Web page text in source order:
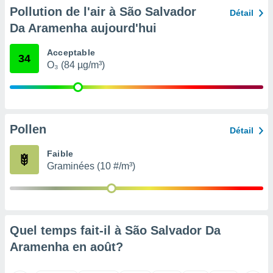
ou
non
des
en
le
Pollution de l'air à São Salvador
Da Aramenha aujourd'hui
Détail
34 Acceptable
O₃ (84 µg/m³)
Pollen Détail
Faible
Graminées (10 #/m³)
Quel temps fait-il à São Salvador Da
Aramenha en août?